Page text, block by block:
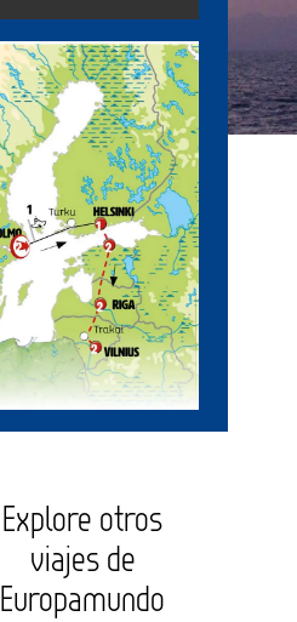
Explore otros
viajes de
Europamundo